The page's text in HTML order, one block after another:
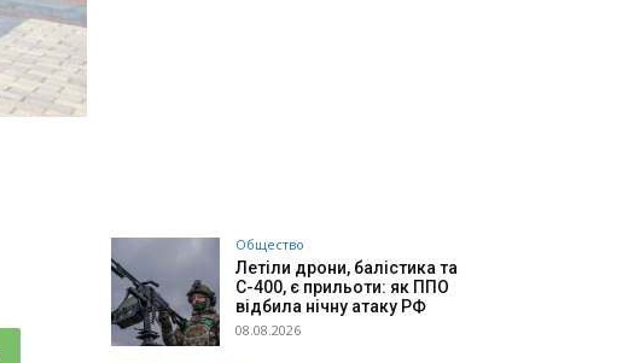
Общество
Летіли дрони, балістика та
С-400, є прильоти: як ППО
відбила нічну атаку РФ
08.08.2026